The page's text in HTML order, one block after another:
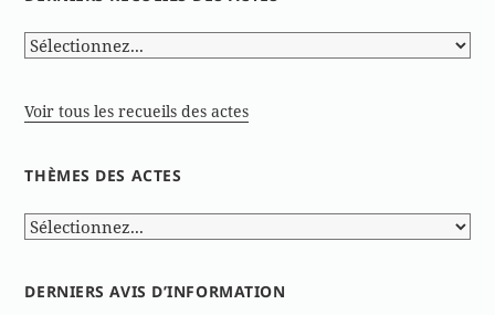
Voir tous les recueils des actes
THÈMES DES ACTES
DERNIERS AVIS D’INFORMATION